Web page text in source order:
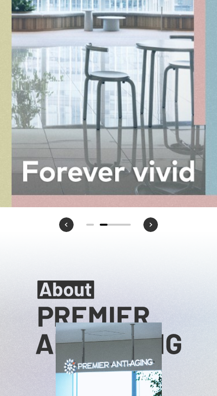
P
r
e
v
i
o
u
s N
e
x
t